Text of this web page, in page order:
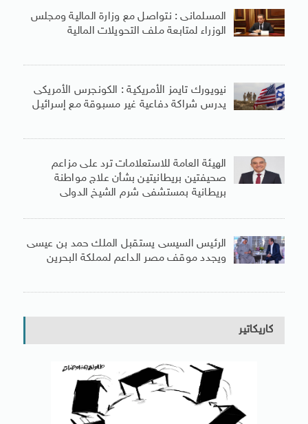
المسلمانى : نتواصل مع وزارة المالية ومجلس
الوزراء لمتابعة ملف التحويلات المالية
نيويورك تايمز الأمريكية : الكونجرس الأمريكى
يدرس شراكة دفاعية غير مسبوقة مع إسرائيل
الهيئة العامة للاستعلامات ترد على مزاعم
صحيفتين بريطانيتين بشأن علاج مواطنة
بريطانية بمستشفى شرم الشيخ الدولى
الرئيس السيسى يستقبل الملك حمد بن عيسى
ويجدد موقف مصر الداعم لمملكة البحرين
كاريكاتير